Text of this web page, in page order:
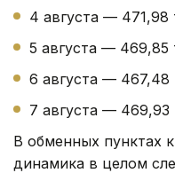
4 августа — 471,98
5 августа — 469,85
6 августа — 467,48
7 августа — 469,93
В обменных пунктах
динамика в целом